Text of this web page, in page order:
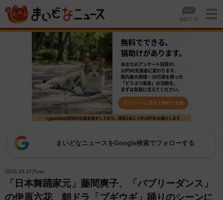
まいどなニュースをGoogle検索でフォローする
2023.10.17(Tue)
「日本舞踊家元」藤間爽子、「バブリーダンス」
の伊原六花 朝ドラ「ブギウギ」踊りのシーンに